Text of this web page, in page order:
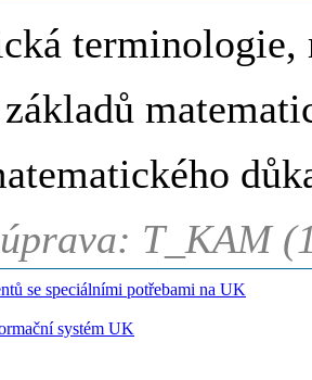
terminologie,
T_KAM
se speciálními potřebami na UK
systém UK